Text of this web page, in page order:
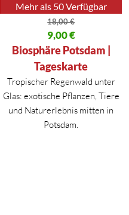
Mehr als 50 Verfügbar
18,00€
Ursprünglicher Preis war:
9,00€
Aktueller Preis ist: 9,00 €.
Biosphäre Potsdam |
Tageskarte
Tropischer Regenwald unter
Glas: exotische Pflanzen, Tiere
und Naturerlebnis mitten in
Potsdam.